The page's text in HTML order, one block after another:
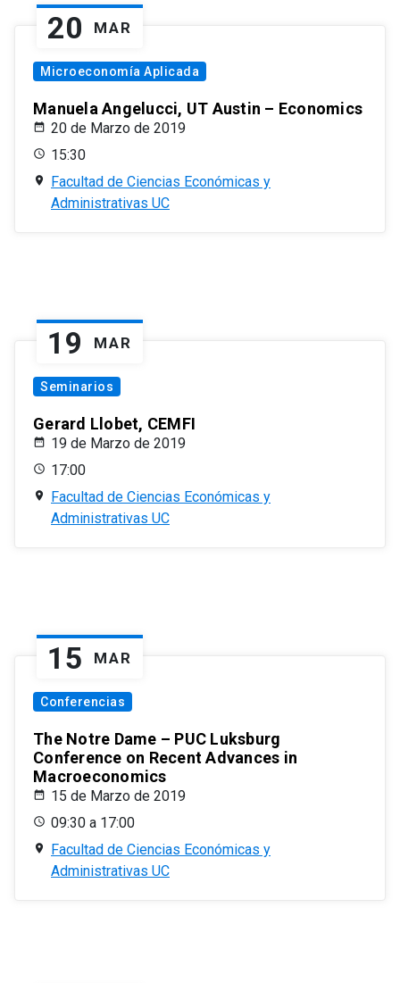
20 MAR
Microeconomía Aplicada
Manuela Angelucci, UT Austin – Economics
20 de Marzo de 2019
15:30
Facultad de Ciencias Económicas y
Administrativas UC
19 MAR
Seminarios
Gerard Llobet, CEMFI
19 de Marzo de 2019
17:00
Facultad de Ciencias Económicas y
Administrativas UC
15 MAR
Conferencias
The Notre Dame – PUC Luksburg
Conference on Recent Advances in
Macroeconomics
15 de Marzo de 2019
09:30 a 17:00
Facultad de Ciencias Económicas y
Administrativas UC